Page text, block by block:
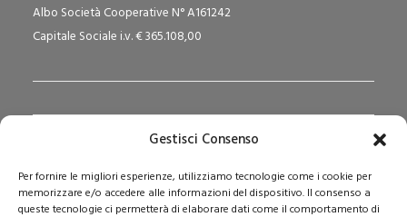
Gestisci Consenso
Per fornire le migliori esperienze, utilizziamo tecnologie come i cookie per
memorizzare e/o accedere alle informazioni del dispositivo. Il consenso a
queste tecnologie ci permetterà di elaborare dati come il comportamento di
Albo Società Cooperative N° A161242
Capitale Sociale i.v. € 365.108,00
Via San Domenico Savio, 6 – 20017 Rho (MI)
Reg. Tribunale: n. 187 del 29/03/97 | ISSN: 1593-2259